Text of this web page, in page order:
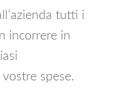
tutti i
incorrere in
spese.